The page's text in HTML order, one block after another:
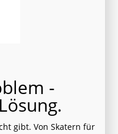
-
gibt. Von Skatern für